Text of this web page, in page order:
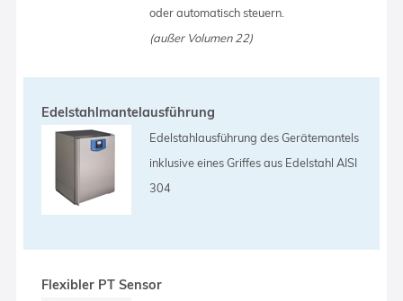
oder automatisch steuern.
(außer Volumen 22)
Edelstahlmantelausführung
Edelstahlausführung des Gerätemantels
inklusive eines Griffes aus Edelstahl AISI
304
Flexibler PT Sensor